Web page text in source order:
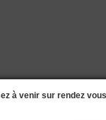
à venir sur rendez